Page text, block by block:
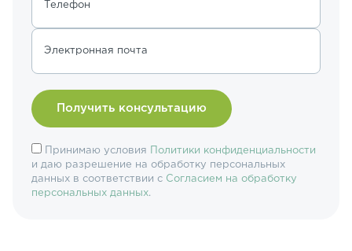
Телефон
Электронная почта
Принимаю условия
Политики конфиденциальности
и даю разрешение на обработку персональных
данных в соответствии с Согласием на обработку
персональных данных.